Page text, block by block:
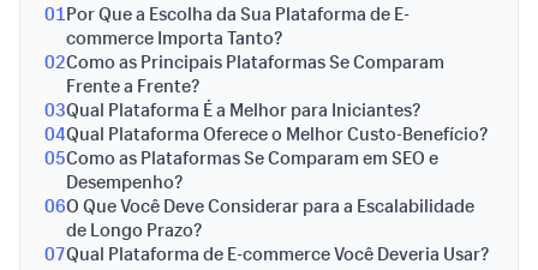
01Por Que a Escolha da Sua Plataforma de E-
commerce Importa Tanto?
02Como as Principais Plataformas Se Comparam
Frente a Frente?
03Qual Plataforma É a Melhor para Iniciantes?
04Qual Plataforma Oferece o Melhor Custo-Benefício?
05Como as Plataformas Se Comparam em SEO e
Desempenho?
06O Que Você Deve Considerar para a Escalabilidade
de Longo Prazo?
07Qual Plataforma de E-commerce Você Deveria Usar?